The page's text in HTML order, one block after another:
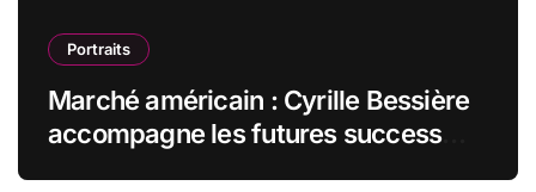
Portraits
Marché américain : Cyrille Bessière
accompagne les futures success